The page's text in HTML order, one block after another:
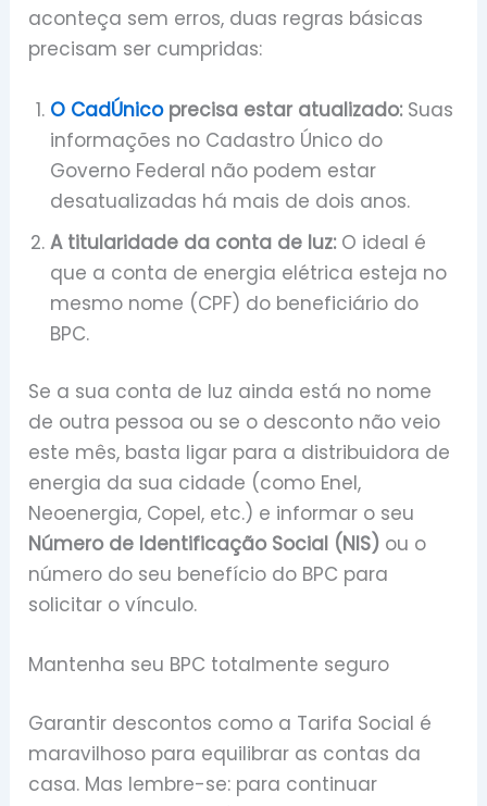
aconteça sem erros, duas regras básicas
precisam ser cumpridas:
O CadÚnicoprecisa estar atualizado:Suas
informações no Cadastro Único do
Governo Federal não podem estar
desatualizadas há mais de dois anos.
A titularidade da conta de luz:O ideal é
que a conta de energia elétrica esteja no
mesmo nome (CPF) do beneficiário do
BPC.
Se a sua conta de luz ainda está no nome
de outra pessoa ou se o desconto não veio
este mês, basta ligar para a distribuidora de
energia da sua cidade (como Enel,
Neoenergia, Copel, etc.) e informar o seu
Número de Identificação Social (NIS) ou o
número do seu benefício do BPC para
solicitar o vínculo.
Mantenha seu BPC totalmente seguro
Garantir descontos como a Tarifa Social é
maravilhoso para equilibrar as contas da
casa. Mas lembre-se: para continuar